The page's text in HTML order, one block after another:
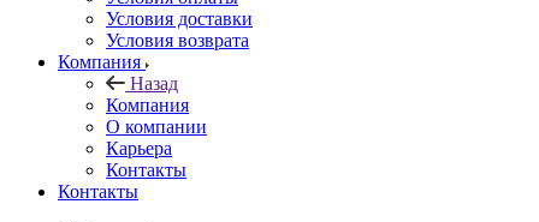
Условия доставки
Условия возврата
Компания
Назад
Компания
О компании
Карьера
Контакты
Контакты